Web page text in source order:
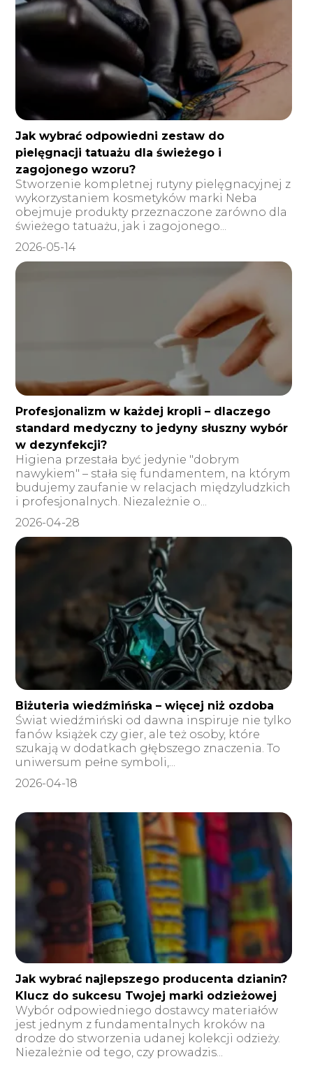
Jak wybrać odpowiedni zestaw do
pielęgnacji tatuażu dla świeżego i
zagojonego wzoru?
Stworzenie kompletnej rutyny pielęgnacyjnej z
wykorzystaniem kosmetyków marki Neba
obejmuje produkty przeznaczone zarówno dla
świeżego tatuażu, jak i zagojonego...
2026-05-14
Profesjonalizm w każdej kropli – dlaczego
standard medyczny to jedyny słuszny wybór
w dezynfekcji?
Higiena przestała być jedynie "dobrym
nawykiem" – stała się fundamentem, na którym
budujemy zaufanie w relacjach międzyludzkich
i profesjonalnych. Niezależnie o...
2026-04-28
Biżuteria wiedźmińska – więcej niż ozdoba
Świat wiedźmiński od dawna inspiruje nie tylko
fanów książek czy gier, ale też osoby, które
szukają w dodatkach głębszego znaczenia. To
uniwersum pełne symboli,...
2026-04-18
Jak wybrać najlepszego producenta dzianin?
Klucz do sukcesu Twojej marki odzieżowej
Wybór odpowiedniego dostawcy materiałów
jest jednym z fundamentalnych kroków na
drodze do stworzenia udanej kolekcji odzieży.
Niezależnie od tego, czy prowadzis...